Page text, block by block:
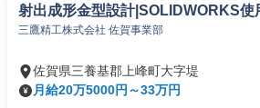
射出成形金型設計|SOLIDWORKS使
三鷹精工株式会社 佐賀事業部
佐賀県三養基郡上峰町大字堤
月給20万5000円～33万円